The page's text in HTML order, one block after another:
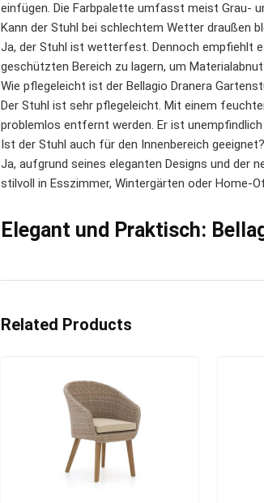
einfügen. Die Farbpalette umfasst meist Grau-
Kann der Stuhl bei schlechtem Wetter draußen
Ja, der Stuhl ist wetterfest. Dennoch empfiehlt
geschützten Bereich zu lagern, um
Wie pflegeleicht ist der Bellagio Dranera
Der Stuhl ist sehr pflegeleicht. Mit einem
problemlos entfernt werden. Er ist
Ist der Stuhl auch für den Innenbereich geeignet?
Ja, aufgrund seines eleganten Designs und der
stilvoll in Esszimmer, Wintergärten oder Home-
Elegant und Praktisch:
Related Products